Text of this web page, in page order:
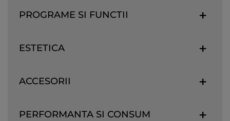
PROGRAME SI FUNCTII
ESTETICA
ACCESORII
PERFORMANTA SI CONSUM